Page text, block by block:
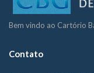
Bem vindo ao Cartório
Contato